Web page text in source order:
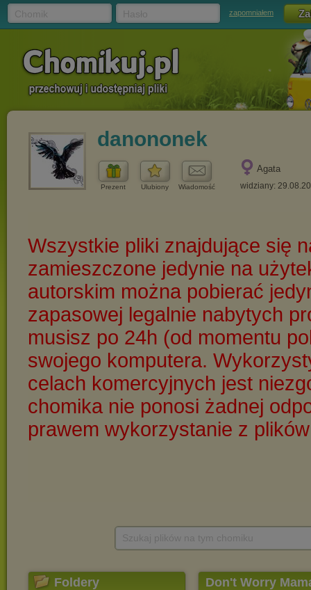
zapomniałem
danononek
Prezent Ulubiony Wiadomość
Agata
widziany:
Foldery Don't Worry